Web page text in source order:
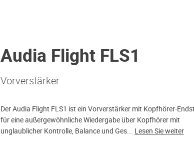
Audia Flight FLS1
Vorverstärker
Der Audia Flight FLS1 ist ein Vorverstärker mit Kopfhörer-
für eine außergewöhnliche Wiedergabe über Kopfhörer mit
unglaublicher Kontrolle, Balance und Ges... Lesen Sie weiter